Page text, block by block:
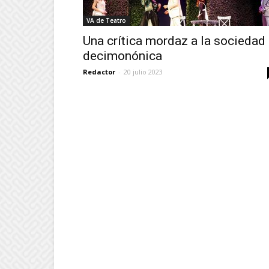
VA de Teatro
Una crítica mordaz a la sociedad
decimonónica
Redactor - 20 julio 2023